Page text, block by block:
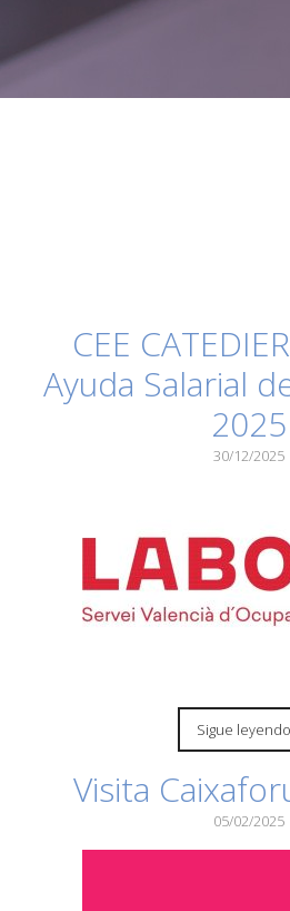
CEE
Ayuda Salarial
2025
30/12/2025
Sigue
Visita
05/02/2025